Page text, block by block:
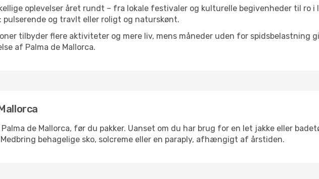
oplevelser året rundt – fra lokale festivaler og kulturelle begivenheder til ro
pulserende og travlt eller roligt og naturskønt.
tilbyder flere aktiviteter og mere liv, mens måneder uden for spidsbelastning
af Palma de Mallorca.
de Mallorca, før du pakker. Uanset om du har brug for en let jakke eller
behagelige sko, solcreme eller en paraply, afhængigt af årstiden.